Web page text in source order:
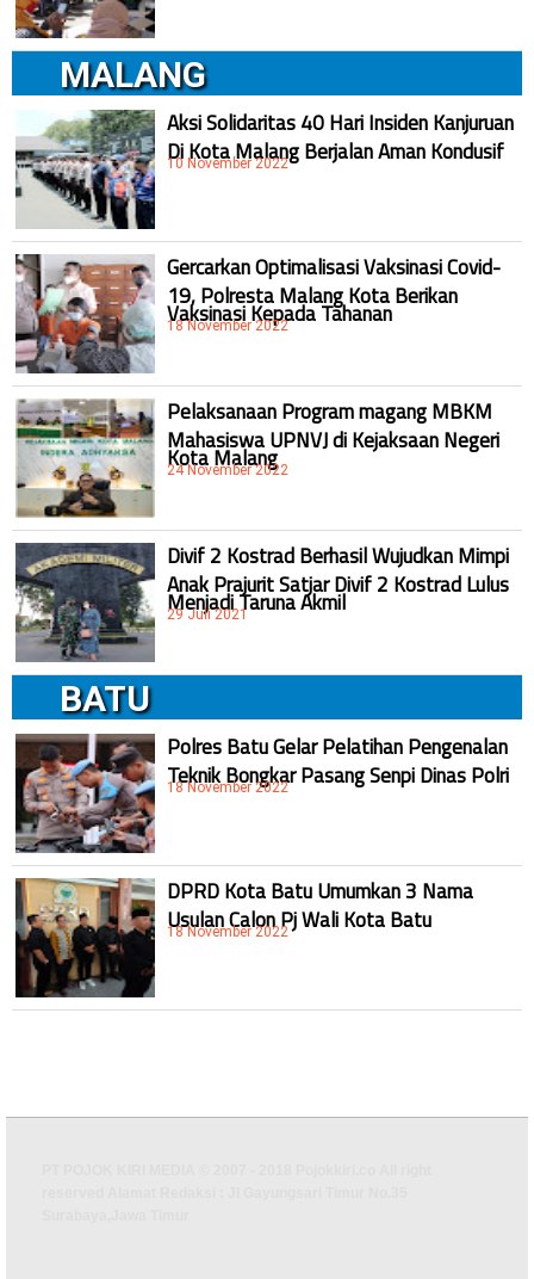
MALANG
Aksi Solidaritas 40 Hari Insiden Kanjuruan
Di Kota Malang Berjalan Aman Kondusif
10 November 2022
Gercarkan Optimalisasi Vaksinasi Covid-
19, Polresta Malang Kota Berikan
Vaksinasi Kepada Tahanan
18 November 2022
Pelaksanaan Program magang MBKM
Mahasiswa UPNVJ di Kejaksaan Negeri
Kota Malang
24 November 2022
Divif 2 Kostrad Berhasil Wujudkan Mimpi
Anak Prajurit Satjar Divif 2 Kostrad Lulus
Menjadi Taruna Akmil
29 Juli 2021
BATU
Polres Batu Gelar Pelatihan Pengenalan
Teknik Bongkar Pasang Senpi Dinas Polri
18 November 2022
DPRD Kota Batu Umumkan 3 Nama
Usulan Calon Pj Wali Kota Batu
18 November 2022